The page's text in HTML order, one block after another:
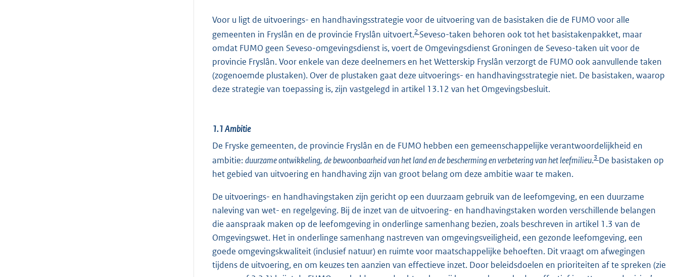
Voor u ligt de uitvoerings- en handhavingsstrategie voor de uitvoering van de basistaken die de FUMO voor alle
gemeenten in Fryslân en de provincie Fryslân uitvoert.2 Seveso-taken behoren ook tot het basistakenpakket, maar
omdat FUMO geen Seveso-omgevingsdienst is, voert de Omgevingsdienst Groningen de Seveso-taken uit voor de
provincie Fryslân. Voor enkele van deze deelnemers en het Wetterskip Fryslân verzorgt de FUMO ook aanvullende taken
(zogenoemde plustaken). Over de plustaken gaat deze uitvoerings- en handhavingsstrategie niet. De basistaken, waarop
deze strategie van toepassing is, zijn vastgelegd in artikel 13.12 van het Omgevingsbesluit.
1.1Ambitie
De Fryske gemeenten, de provincie Fryslân en de FUMO hebben een gemeenschappelijke verantwoordelijkheid en
ambitie:duurzame ontwikkeling, de bewoonbaarheid van het land en de bescherming en verbetering van het leefmilieu.3 De basistaken op
het gebied van uitvoering en handhaving zijn van groot belang om deze ambitie waar te maken.
De uitvoerings- en handhavingstaken zijn gericht op een duurzaam gebruik van de leefomgeving, en een duurzame
naleving van wet- en regelgeving. Bij de inzet van de uitvoering- en handhavingstaken worden verschillende belangen
die aanspraak maken op de leefomgeving in onderlinge samenhang bezien, zoals beschreven in artikel 1.3 van de
Omgevingswet. Het in onderlinge samenhang nastreven van omgevingsveiligheid, een gezonde leefomgeving, een
goede omgevingskwaliteit (inclusief natuur) en ruimte voor maatschappelijke behoeften. Dit vraagt om afwegingen
tijdens de uitvoering, en om keuzes ten aanzien van effectieve inzet. Door beleidsdoelen en prioriteiten af te spreken (zie